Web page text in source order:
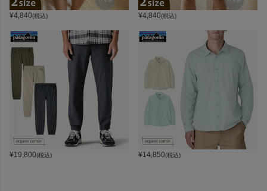
¥4,840(税込) ¥4,840(税込)
¥19,800(税込) ¥14,850(税込)